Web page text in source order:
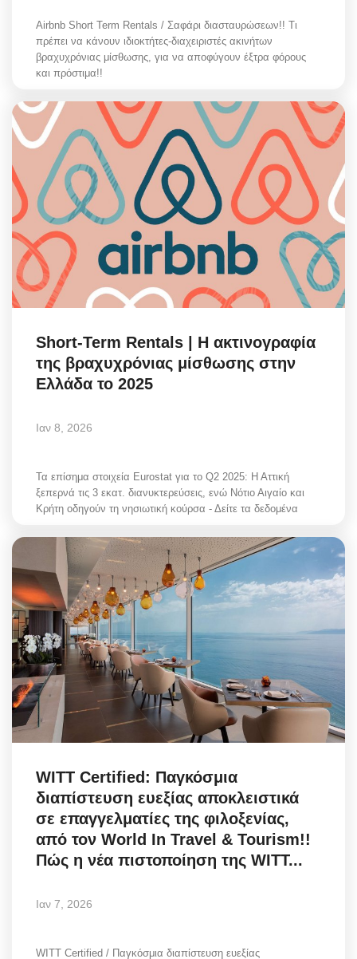
Airbnb Short Term Rentals / Σαφάρι διασταυρώσεων!! Τι
πρέπει να κάνουν ιδιοκτήτες-διαχειριστές ακινήτων
βραχυχρόνιας μίσθωσης, για να αποφύγουν έξτρα φόρους
και πρόστιμα!!
Short-Term Rentals | Η ακτινογραφία
της βραχυχρόνιας μίσθωσης στην
Ελλάδα το 2025
Ιαν 8, 2026
Τα επίσημα στοιχεία Eurostat για το Q2 2025: Η Αττική
ξεπερνά τις 3 εκατ. διανυκτερεύσεις, ενώ Νότιο Αιγαίο και
Κρήτη οδηγούν τη νησιωτική κούρσα - Δείτε τα δεδομένα
WITT Certified: Παγκόσμια
διαπίστευση ευεξίας αποκλειστικά
σε επαγγελματίες της φιλοξενίας,
από τον World In Travel & Tourism!!
Πώς η νέα πιστοποίηση της WITT...
Ιαν 7, 2026
WITT Certified / Παγκόσμια διαπίστευση ευεξίας